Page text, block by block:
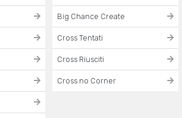
Big Chance Create
Cross Tentati
Cross Riusciti
Cross no Corner